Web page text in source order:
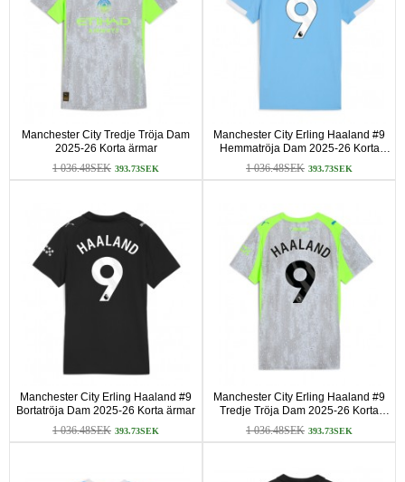
Manchester City Tredje Tröja Dam
2025-26 Korta ärmar
1 036.48SEK 393.73SEK
Manchester City Erling Haaland #9
Hemmatröja Dam 2025-26 Korta
ärmar
1 036.48SEK 393.73SEK
Manchester City Erling Haaland #9
Bortatröja Dam 2025-26 Korta ärmar
1 036.48SEK 393.73SEK
Manchester City Erling Haaland #9
Tredje Tröja Dam 2025-26 Korta
ärmar
1 036.48SEK 393.73SEK